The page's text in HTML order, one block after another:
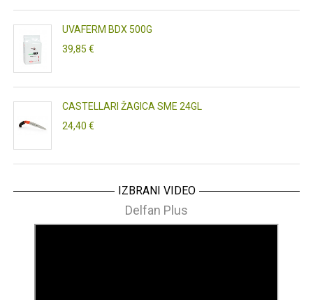
UVAFERM BDX 500G
39,85 €
CASTELLARI ŽAGICA SME 24GL
24,40 €
IZBRANI VIDEO
Delfan Plus